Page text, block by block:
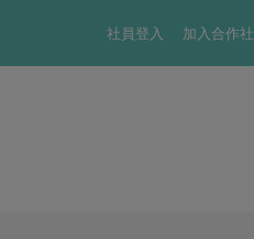
社員登入 加入合作社